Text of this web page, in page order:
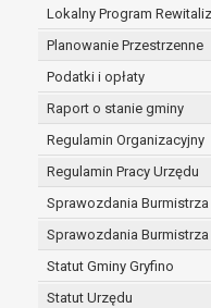
Lokalny Program
Planowanie Przestrzenne
Podatki i opłaty
Raport o stanie gminy
Regulamin Organizacyjny
Regulamin Pracy Urzędu
Sprawozdania
Sprawozdania
Statut Gminy Gryfino
Statut Urzędu
zadań
nadrzędne
zawarcia i
ochrony
dane
wykonania
interesie
w
wcześniej